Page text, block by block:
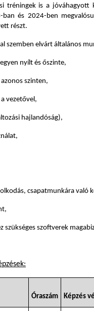
tréningek is a jóváhagyott
és 2024-ben
részt.
szemben elvárt általános
nyílt és őszinte,
szinten,
vezetővel,
hajlandóság),
csapatmunkára való
szükséges szoftverek
Óraszám Képzés